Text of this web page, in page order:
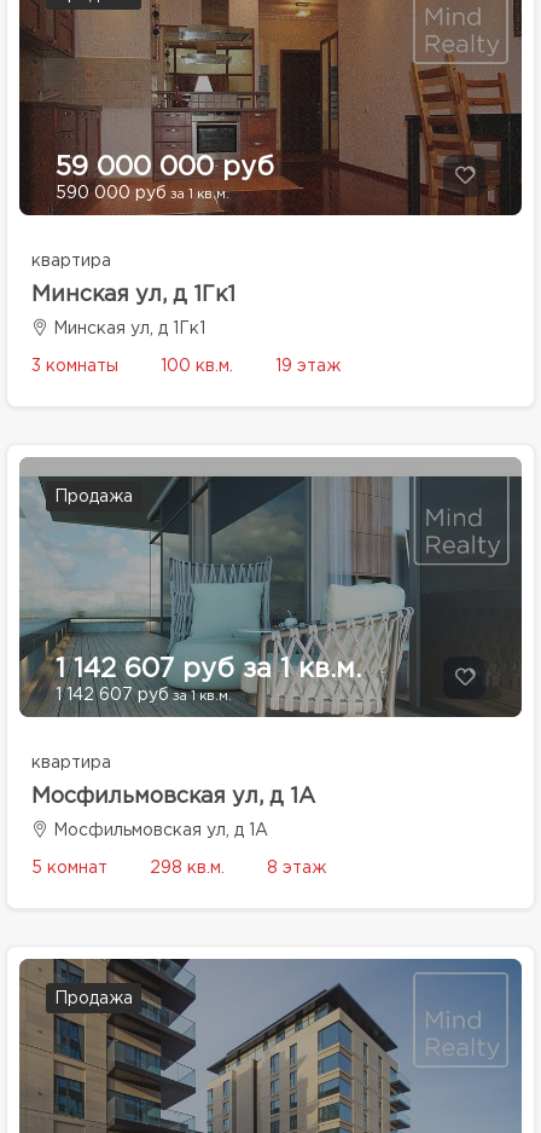
59 000 000 руб
590 000 руб за 1 кв.м.
квартира
Минская ул, д 1Гк1
Минская ул, д 1Гк1
3 комнаты 100 кв.м. 19 этаж
Продажа
1 142 607 руб за 1 кв.м.
1 142 607 руб за 1 кв.м.
квартира
Мосфильмовская ул, д 1А
Мосфильмовская ул, д 1А
5 комнат 298 кв.м. 8 этаж
Продажа